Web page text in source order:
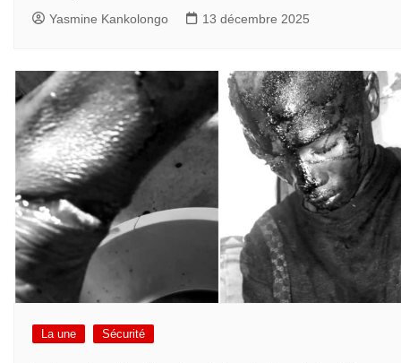
Yasmine Kankolongo 13 décembre 2025
La une Sécurité